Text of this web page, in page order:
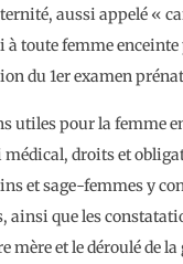
aussi appelé «
à toute femme enceinte
du 1er examen
utiles pour la femme
droits et
et sage-femmes y
ainsi que les
mère et le déroulé de la